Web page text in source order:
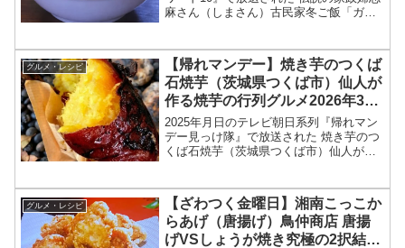
麻さん（しまさん）古民家冬ご飯「ガル
政婦志麻さんが購入した古民家改装ドキ
ュメント続編！新居...
グルメ・レシピ
【帰れマンデー】焼き芋のつくば
石焼芋（茨城県つくば市）仙人が
作る焼芋の行列グルメ2026年3月
9日
2025年月日のテレビ朝日系列『帰れマン
デー見っけ隊』で放送された 焼き芋のつ
くば石焼芋（茨城県つくば市）仙人が作
は、日本のそこにどうして行列が？行列
店が特集されま...
グルメ・レシピ
【ざわつく金曜日】湘南こっこか
らあげ（唐揚げ）鳥仲商店 唐揚
げVSしょうが焼き究極の2択結